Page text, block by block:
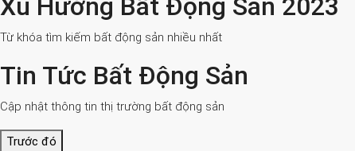
Xu Hướng Bất Động Sản 2023
Từ khóa tìm kiếm bất động sản nhiều nhất
Tin Tức Bất Động Sản
Cập nhật thông tin thị trường bất động sản
Trước đó